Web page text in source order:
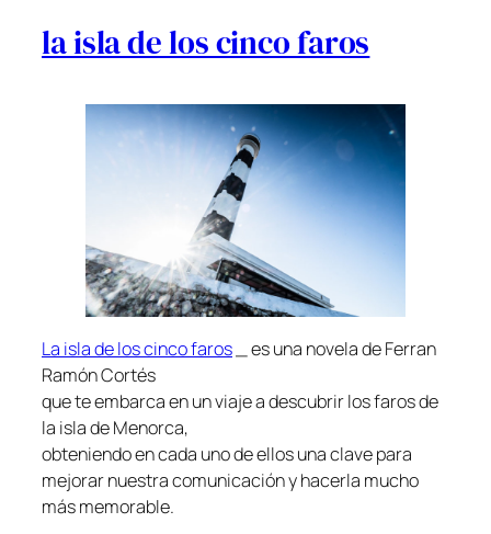
la isla de los cinco faros
La isla de los cinco faros _ es una novela de Ferran
Ramón Cortés
que te embarca en un viaje a descubrir los faros de
la isla de Menorca,
obteniendo en cada uno de ellos una clave para
mejorar nuestra comunicación y hacerla mucho
más memorable.